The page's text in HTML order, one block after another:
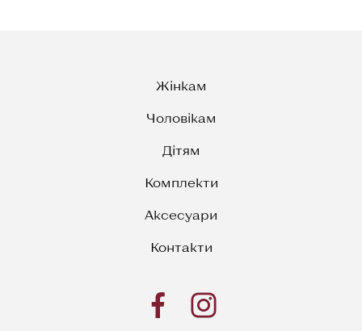
Жінкам
Чоловікам
Дітям
Комплекти
Аксесуари
Контакти